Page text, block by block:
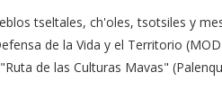
tseltales, ch'oles, tsotsiles y
de la Vida y el Territorio
de las Culturas Mavas"